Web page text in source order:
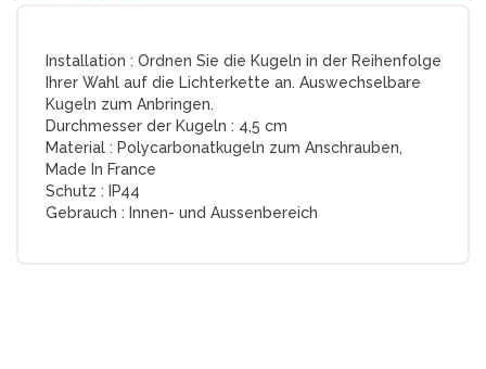
Installation : Ordnen Sie die Kugeln in der Reihenfolge
Ihrer Wahl auf die Lichterkette an. Auswechselbare
Kugeln zum Anbringen.
Durchmesser der Kugeln : 4,5 cm
Material : Polycarbonatkugeln zum Anschrauben,
Made In France
Schutz :
IP44
Gebrauch : Innen- und Aussenbereich